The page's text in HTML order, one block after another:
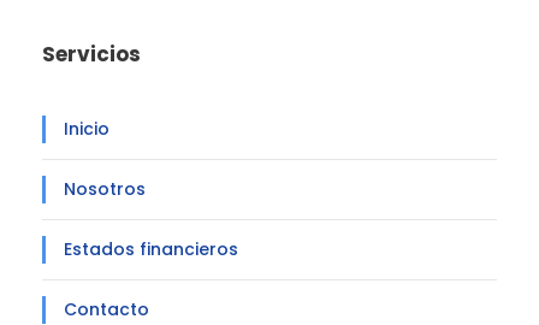
Servicios
Inicio
Nosotros
Estados financieros
Contacto